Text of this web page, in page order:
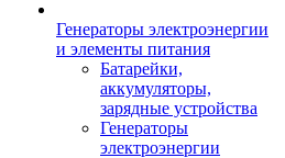
Генераторы электроэнергии
и элементы питания
Батарейки,
аккумуляторы,
зарядные устройства
Генераторы
электроэнергии